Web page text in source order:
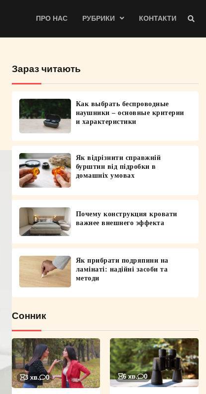
ПРО НАС РУБРИКИ КОНТАКТИ
Зараз читають
Как выбрать беспроводные
наушники – основные критерии
и характеристики
Як відрізнити справжній
бурштин від підробки в
домашніх умовах
Почему конструкция кровати
важнее внешнего эффекта
Як прибрати подряпини на
ламінаті: надійні засоби та
методи
Сонник
3 хв. 0 6 хв. 0